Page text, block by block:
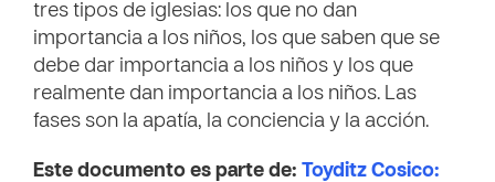
tres tipos de iglesias: los que no dan
importancia a los niños, los que saben que se
debe dar importancia a los niños y los que
realmente dan importancia a los niños. Las
fases son la apatía, la conciencia y la acción.
Este documento es parte de: Toyditz Cosico: